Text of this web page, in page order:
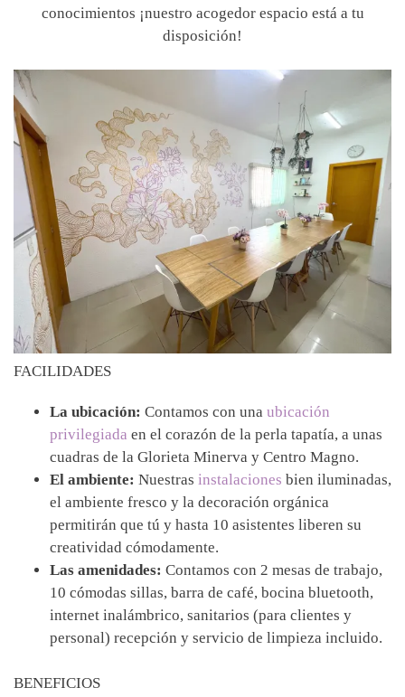
conocimientos ¡nuestro acogedor espacio está a tu
disposición!
FACILIDADES
La ubicación: Contamos con una ubicación
privilegiada en el corazón de la perla tapatía, a unas
cuadras de la Glorieta Minerva y Centro Magno.
El ambiente: Nuestras instalaciones bien iluminadas,
el ambiente fresco y la decoración orgánica
permitirán que tú y hasta 10 asistentes liberen su
creatividad cómodamente.
Las amenidades: Contamos con 2 mesas de trabajo,
10 cómodas sillas, barra de café, bocina bluetooth,
internet inalámbrico, sanitarios (para clientes y
personal) recepción y servicio de limpieza incluido.
BENEFICIOS